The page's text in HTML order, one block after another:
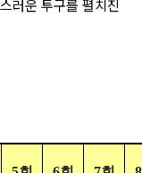
러운 투구를 펼치진